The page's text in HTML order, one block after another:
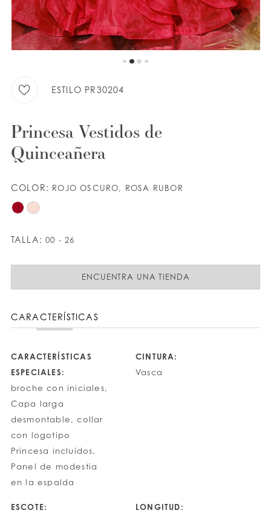
LISTA DE DESEOS
ESTILO PR30204
Princesa Vestidos de
Quinceañera
COLOR: ROJO OSCURO, ROSA RUBOR
TALLA: 00 - 26
ENCUENTRA UNA TIENDA
CARACTERÍSTICAS
CARACTERÍSTICAS
ESPECIALES:
broche con iniciales,
Capa larga
desmontable, collar
con logotipo
Princesa incluidos,
Panel de modestia
en la espalda
CINTURA:
Vasca
ESCOTE:
LONGITUD: